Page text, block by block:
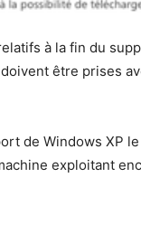
à la fin du
être prises
de Windows XP
exploitant